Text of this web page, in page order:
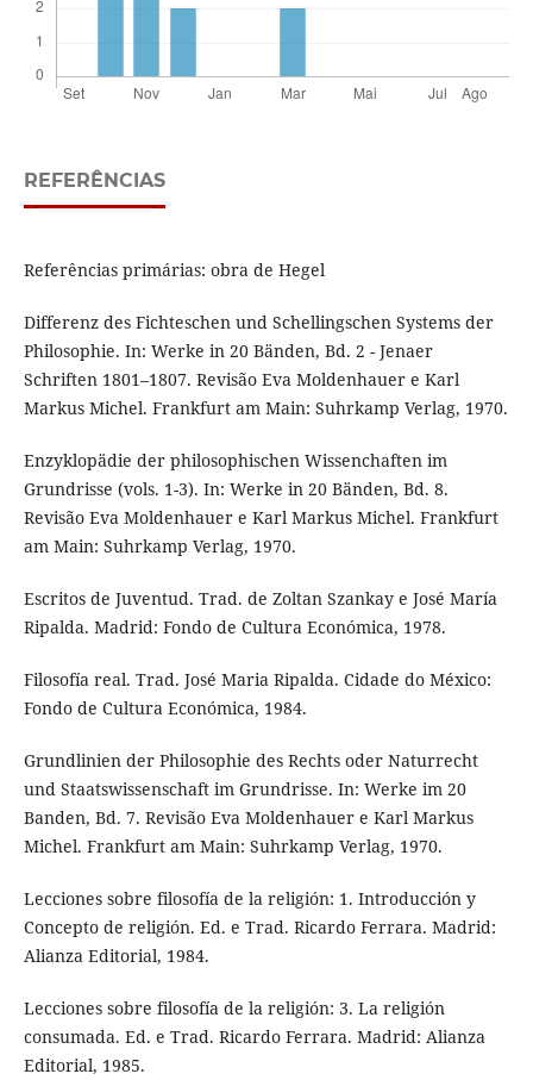
REFERÊNCIAS
Referências primárias: obra de Hegel
Differenz des Fichteschen und Schellingschen Systems der
Philosophie. In: Werke in 20 Bänden, Bd. 2 - Jenaer
Schriften 1801–1807. Revisão Eva Moldenhauer e Karl
Markus Michel. Frankfurt am Main: Suhrkamp Verlag, 1970.
Enzyklopädie der philosophischen Wissenchaften im
Grundrisse (vols. 1-3). In: Werke in 20 Bänden, Bd. 8.
Revisão Eva Moldenhauer e Karl Markus Michel. Frankfurt
am Main: Suhrkamp Verlag, 1970.
Escritos de Juventud. Trad. de Zoltan Szankay e José María
Ripalda. Madrid: Fondo de Cultura Económica, 1978.
Filosofía real. Trad. José Maria Ripalda. Cidade do México:
Fondo de Cultura Económica, 1984.
Grundlinien der Philosophie des Rechts oder Naturrecht
und Staatswissenschaft im Grundrisse. In: Werke im 20
Banden, Bd. 7. Revisão Eva Moldenhauer e Karl Markus
Michel. Frankfurt am Main: Suhrkamp Verlag, 1970.
Lecciones sobre filosofía de la religión: 1. Introducción y
Concepto de religión. Ed. e Trad. Ricardo Ferrara. Madrid:
Alianza Editorial, 1984.
Lecciones sobre filosofía de la religión: 3. La religión
consumada. Ed. e Trad. Ricardo Ferrara. Madrid: Alianza
Editorial, 1985.